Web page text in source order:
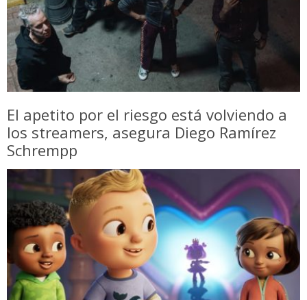
El apetito por el riesgo está volviendo a
los streamers, asegura Diego Ramírez
Schrempp